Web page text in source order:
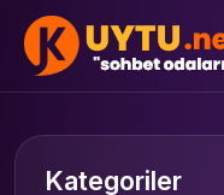
Kategoriler